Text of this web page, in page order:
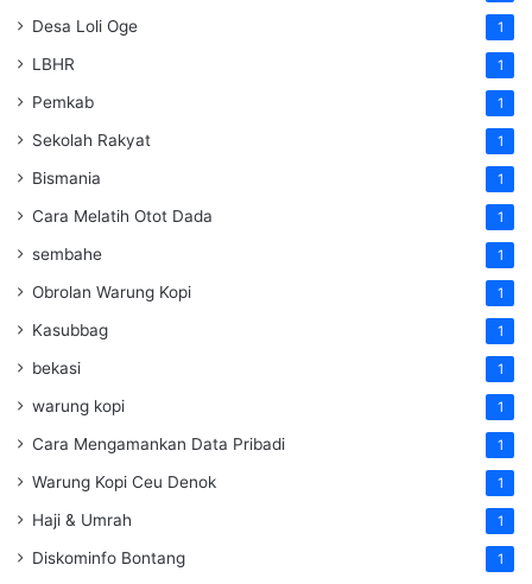
Desa Loli Oge 1
LBHR 1
Pemkab 1
Sekolah Rakyat 1
Bismania 1
Cara Melatih Otot Dada 1
sembahe 1
Obrolan Warung Kopi 1
Kasubbag 1
bekasi 1
warung kopi 1
Cara Mengamankan Data Pribadi 1
Warung Kopi Ceu Denok 1
Haji & Umrah 1
Diskominfo Bontang 1